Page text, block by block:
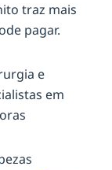
traz mais
pagar.
e
em